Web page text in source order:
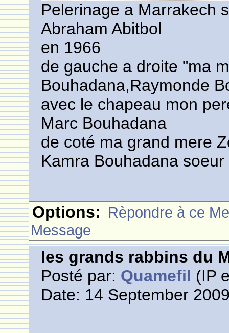
Pelerinage a Marrakech
Abraham Abitbol
en 1966
de gauche a droite "ma
Bouhadana,Raymonde
avec le chapeau mon
Marc Bouhadana
de coté ma grand mere
Kamra Bouhadana
Options: Rèpondre à ce
Message
les grands rabbins du
Posté par: Quamefil (IP
Date: 14 September